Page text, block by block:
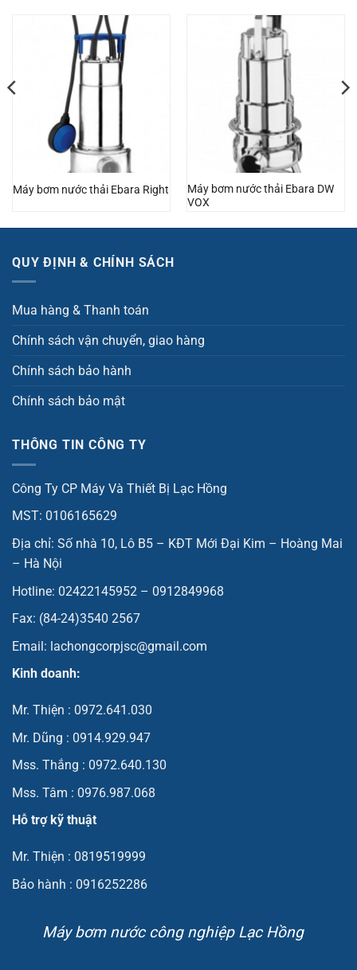
Máy bơm nước thải Ebara Right
Máy bơm nước thải Ebara DW
VOX
QUY ĐỊNH & CHÍNH SÁCH
Mua hàng & Thanh toán
Chính sách vận chuyển, giao hàng
Chính sách bảo hành
Chính sách bảo mật
THÔNG TIN CÔNG TY
Công Ty CP Máy Và Thiết Bị Lạc Hồng
MST: 0106165629
Địa chỉ: Số nhà 10, Lô B5 – KĐT Mới Đại Kim – Hoàng Mai
– Hà Nội
Hotline: 02422145952 – 0912849968
Fax: (84-24)3540 2567
Email: lachongcorpjsc@gmail.com
Kinh doanh:
Mr. Thiện : 0972.641.030
Mr. Dũng : 0914.929.947
Mss. Thắng : 0972.640.130
Mss. Tâm : 0976.987.068
Hỗ trợ kỹ thuật
Mr. Thiện : 0819519999
Bảo hành : 0916252286
Máy bơm nước công nghiệp Lạc Hồng